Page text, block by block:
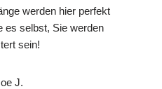
werden hier perfekt
es selbst, Sie werden
sein!
J.